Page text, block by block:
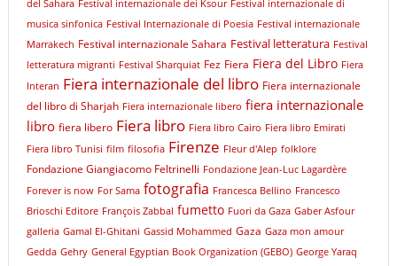
del Sahara Festival internazionale dei Ksour Festival internazionale di
musica sinfonica Festival Internazionale di Poesia Festival internazionale
Marrakech Festival internazionale Sahara Festival letteratura Festival
letteratura migranti Festival Sharquiat Fez Fiera Fiera del Libro Fiera
Interan Fiera internazionale del libro Fiera internazionale
del libro di Sharjah Fiera internazionale libero fiera internazionale
libro fiera libero Fiera libro Fiera libro Cairo Fiera libro Emirati
Fiera libro Tunisi film filosofia Firenze Fleur d'Alep folklore
Fondazione Giangiacomo Feltrinelli Fondazione Jean-Luc Lagardère
Forever is now For Sama fotografia Francesca Bellino Francesco
Brioschi Editore François Zabbal fumetto Fuori da Gaza Gaber Asfour
galleria Gamal El-Ghitani Gassid Mohammed Gaza Gaza mon amour
Gedda Gehry General Egyptian Book Organization (GEBO) George Yaraq